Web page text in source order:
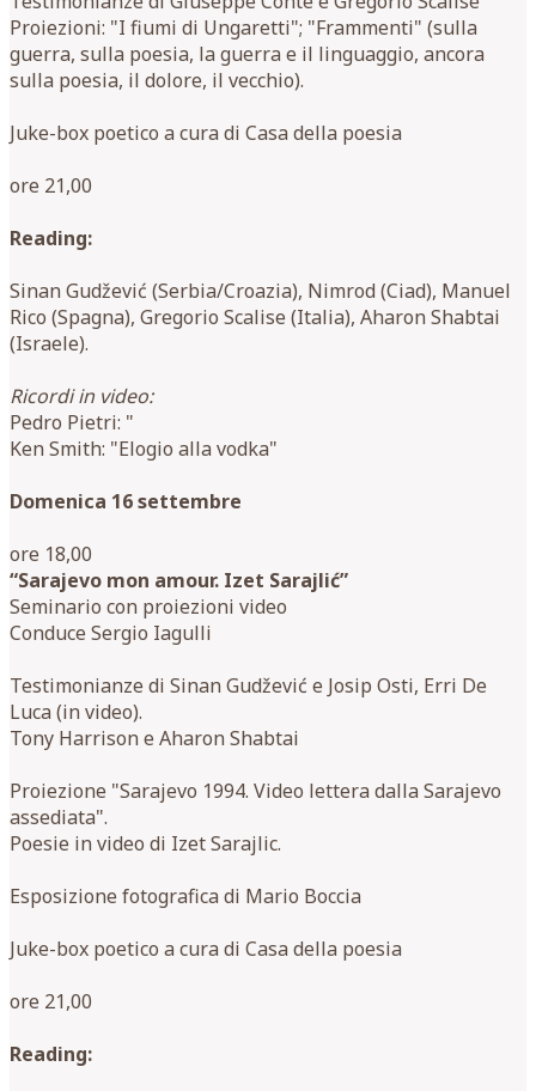
Proiezioni: "I fiumi di Ungaretti"; "Frammenti" (sulla
guerra, sulla poesia, la guerra e il linguaggio, ancora
sulla poesia, il dolore, il vecchio).
Juke-box poetico a cura di Casa della poesia
ore 21,00
Reading:
Sinan Gudžević (Serbia/Croazia), Nimrod (Ciad), Manuel
Rico (Spagna), Gregorio Scalise (Italia), Aharon Shabtai
(Israele).
Ricordi in video:
Pedro Pietri: "
Ken Smith: "Elogio alla vodka"
Domenica 16 settembre
ore 18,00
“Sarajevo mon amour. Izet Sarajlić”
Seminario con proiezioni video
Conduce Sergio Iagulli
Testimonianze di Sinan Gudžević e Josip Osti, Erri De
Luca (in video).
Tony Harrison e Aharon Shabtai
Proiezione "Sarajevo 1994. Video lettera dalla Sarajevo
assediata".
Poesie in video di Izet Sarajlic.
Esposizione fotografica di Mario Boccia
Juke-box poetico a cura di Casa della poesia
ore 21,00
Reading: